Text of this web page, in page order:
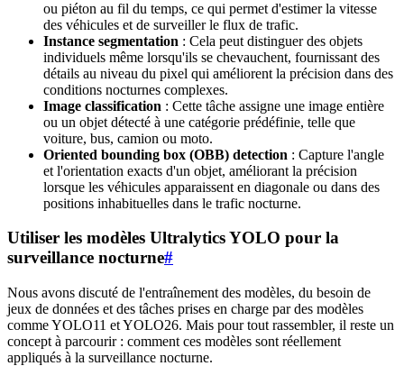
ou piéton au fil du temps, ce qui permet d'estimer la vitesse
des véhicules et de surveiller le flux de trafic.
Instance segmentation : Cela peut distinguer des objets
individuels même lorsqu'ils se chevauchent, fournissant des
détails au niveau du pixel qui améliorent la précision dans des
conditions nocturnes complexes.
Image classification : Cette tâche assigne une image entière
ou un objet détecté à une catégorie prédéfinie, telle que
voiture, bus, camion ou moto.
Oriented bounding box (OBB) detection : Capture l'angle
et l'orientation exacts d'un objet, améliorant la précision
lorsque les véhicules apparaissent en diagonale ou dans des
positions inhabituelles dans le trafic nocturne.
Utiliser les modèles Ultralytics YOLO pour la
surveillance nocturne#
Nous avons discuté de l'entraînement des modèles, du besoin de
jeux de données et des tâches prises en charge par des modèles
comme YOLO11 et YOLO26. Mais pour tout rassembler, il reste un
concept à parcourir : comment ces modèles sont réellement
appliqués à la surveillance nocturne.